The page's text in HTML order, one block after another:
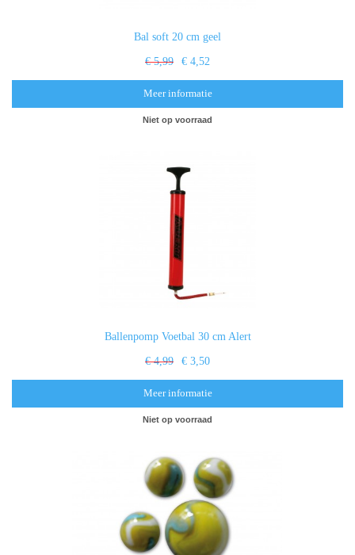
Bal soft 20 cm geel
€ 5,99 € 4,52
Meer informatie
Niet op voorraad
Ballenpomp Voetbal 30 cm Alert
€ 4,99 € 3,50
Meer informatie
Niet op voorraad